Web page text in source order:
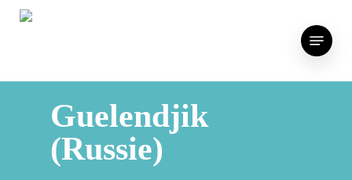
Skip
Menu
Guelendjik
(Russie)